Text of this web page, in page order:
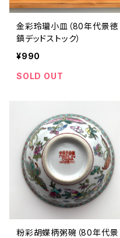
金彩玲瓏小皿（80年代景徳
鎮デッドストック）
¥990
SOLD OUT
粉彩胡蝶柄粥碗（80年代景